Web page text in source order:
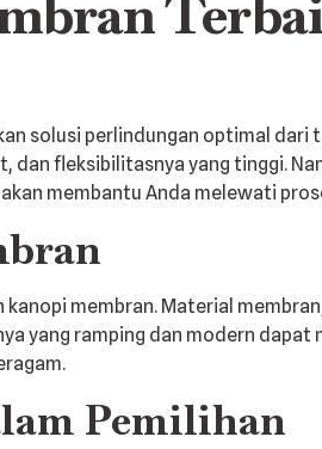
solusi perlindungan optimal
dan fleksibilitasnya yang tinggi.
membantu Anda melewati
membran. Material
yang ramping dan modern
Pemilihan